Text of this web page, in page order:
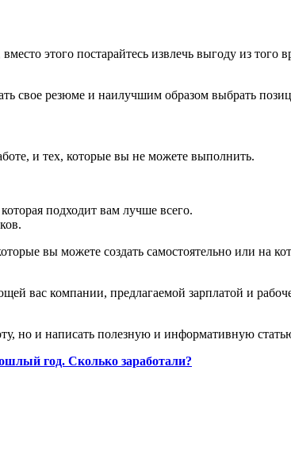
этого постарайтесь извлечь выгоду из того
свое резюме и наилучшим образом выбрать
и тех, которые вы не можете выполнить.
подходит вам лучше всего.
вы можете создать самостоятельно или на
вас компании, предлагаемой зарплатой и
но и написать полезную и информативную
год. Сколько заработали?